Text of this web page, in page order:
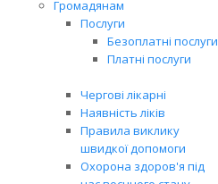
Громадянам
Послуги
Безоплатні послуги
Платні послуги
Чергові лікарні
Наявність ліків
Правила виклику
швидкої допомоги
Охорона здоров'я під